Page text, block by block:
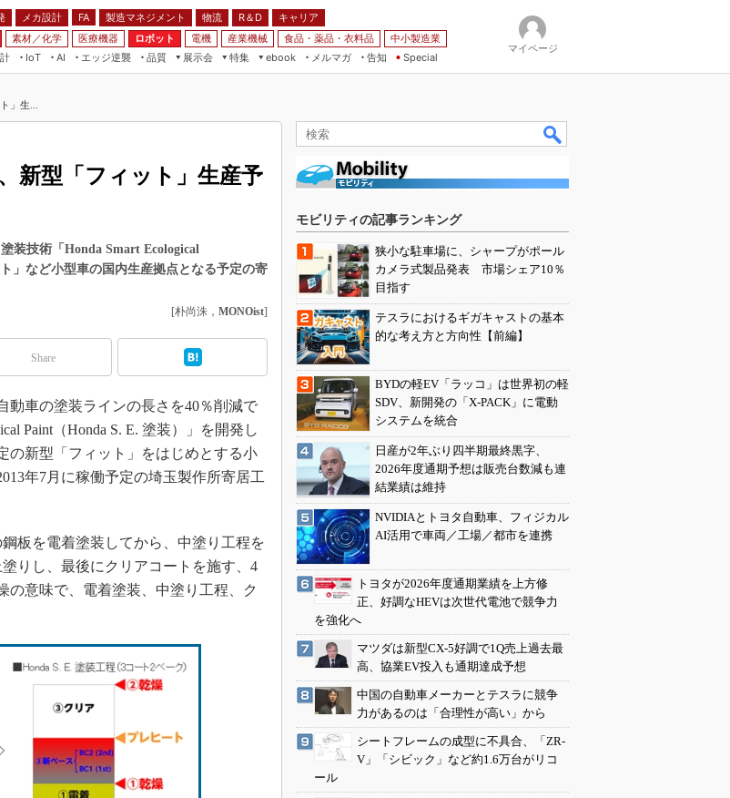
メカ設計 FA 製造マネジメント 物流 R＆D
キャリア
素材／化学 医療機器 ロボット 電機 産業機械 食品・薬品・衣料品
中小製造業
IoT
AI
エッジ逆襲 品質
展示会
JIMTOF
IIFES
TECHNO-FRONTIER
EdgeTech+
AUTOMOTIVE WORLD
産業オープンネット展
特集
VR／AR
組み込み画像技術
組み込みモデリング
ISO26262
3Dプリンタ
S＆OP
メイドインジャパン
海外生産
新型コロナへの対応
ebook
FA
メルマガ
告知 Special
マイページ
」生...
新型「フィット」生産予
装技術「Honda Smart Ecological
」など小型車の国内生産拠点となる予定の寄
[朴尚洙， MONOist]
Share
動車の塗装ラインの長さを40％削減で
Paint（Honda S. E. 塗装）」を開発し
の新型「フィット」をはじめとする小
年7月に稼働予定の埼玉製作所寄居工
板を電着塗装してから、中塗り工程を
りし、最後にクリアコートを施す、4
の意味で、電着塗装、中塗り工程、ク
モビリティの記事ランキング
狭小な駐車場に、シャープがポール
カメラ式製品発表 市場シェア10％
目指す
テスラにおけるギガキャストの基本
的な考え方と方向性【前編】
BYDの軽EV「ラッコ」は世界初の軽
SDV、新開発の「X-PACK」に電動
システムを統合
日産が2年ぶり四半期最終黒字、
2026年度通期予想は販売台数減も連
結業績は維持
NVIDIAとトヨタ自動車、フィジカル
AI活用で車両／工場／都市を連携
トヨタが2026年度通期業績を上方修
正、好調なHEVは次世代電池で競争力
を強化へ
マツダは新型CX-5好調で1Q売上過去最
高、協業EV投入も通期達成予想
中国の自動車メーカーとテスラに競争
力があるのは「合理性が高い」から
シートフレームの成型に不具合、「ZR-
V」「シビック」など約1.6万台がリコ
ール